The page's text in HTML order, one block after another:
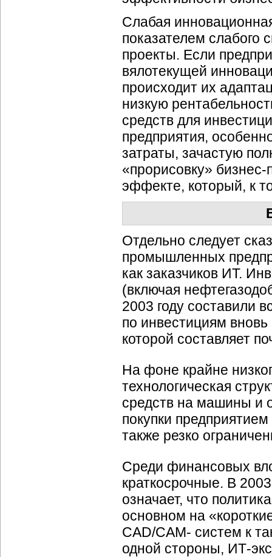
Слабая
показателем
проекты. Если
вялотекущей
происходит их
низкую
средств для
предприятия,
затраты, зачастую
«прорисовку»
эффекте, который, к
Отдельно следует
промышленных
как заказчиков ИТ.
(включая
2003 году составили
по инвестициям
которой составляет
На фоне крайне
технологическая
средств на машины и
покупки
также резко
Среди финансовых
краткосрочные. В
означает, что
основном на
CAD/CAM- систем к
одной стороны, ИТ-